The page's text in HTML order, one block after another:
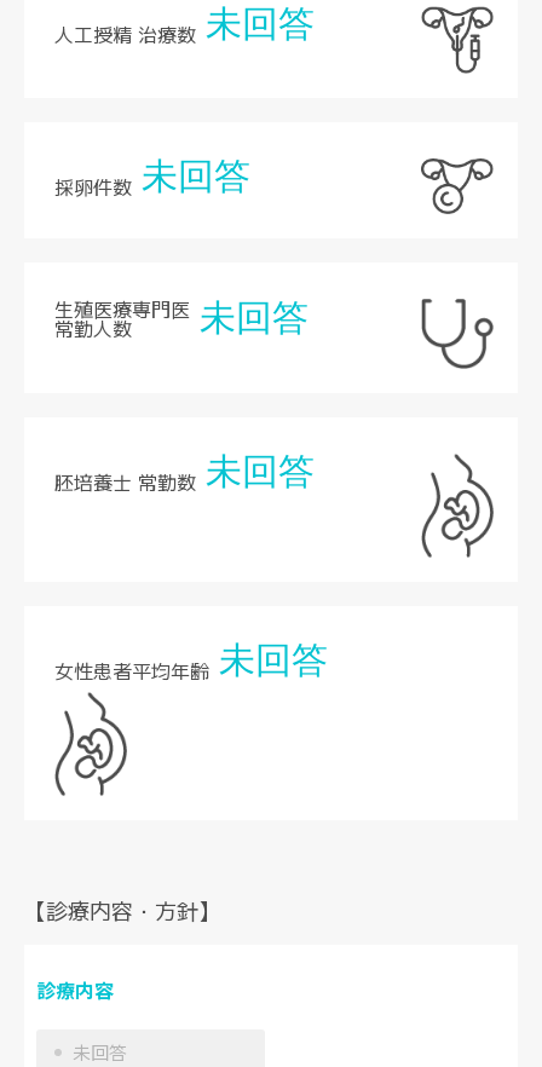
人工授精 治療数 未回答
採卵件数 未回答
生殖医療専門医
常勤人数 未回答
胚培養士 常勤数 未回答
女性患者平均年齢 未回答
【診療内容・方針】
診療内容
未回答